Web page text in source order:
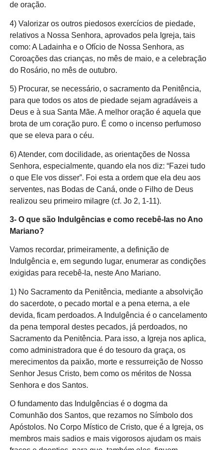
de oração.
4) Valorizar os outros piedosos exercícios de piedade,
relativos a Nossa Senhora, aprovados pela Igreja, tais
como: A Ladainha e o Ofício de Nossa Senhora, as
Coroações das crianças, no mês de maio, e a celebração
do Rosário, no mês de outubro.
5) Procurar, se necessário, o sacramento da Penitência,
para que todos os atos de piedade sejam agradáveis a
Deus e à sua Santa Mãe. A melhor oração é aquela que
brota de um coração puro. É como o incenso perfumoso
que se eleva para o céu.
6) Atender, com docilidade, as orientações de Nossa
Senhora, especialmente, quando ela nos diz: “Fazei tudo
o que Ele vos disser”. Foi esta a ordem que ela deu aos
serventes, nas Bodas de Caná, onde o Filho de Deus
realizou seu primeiro milagre (cf. Jo 2, 1-11).
3- O que são Indulgências e como recebê-las no Ano
Mariano?
Vamos recordar, primeiramente, a definição de
Indulgência e, em segundo lugar, enumerar as condições
exigidas para recebê-la, neste Ano Mariano.
1) No Sacramento da Penitência, mediante a absolvição
do sacerdote, o pecado mortal e a pena eterna, a ele
devida, ficam perdoados. A Indulgência é o cancelamento
da pena temporal destes pecados, já perdoados, no
Sacramento da Penitência. Para isso, a Igreja nos aplica,
como administradora que é do tesouro da graça, os
merecimentos da paixão, morte e ressurreição de Nosso
Senhor Jesus Cristo, bem como os méritos de Nossa
Senhora e dos Santos.
O fundamento das Indulgências é o dogma da
Comunhão dos Santos, que rezamos no Símbolo dos
Apóstolos. No Corpo Místico de Cristo, que é a Igreja, os
membros mais sadios e mais vigorosos ajudam os mais